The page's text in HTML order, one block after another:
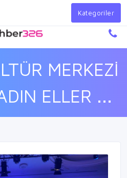
Giriş Yap
MERKEZİ
ELLER ...
Kategoriler